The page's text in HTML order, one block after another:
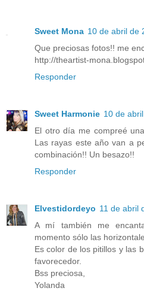
Sweet Mona 10 de abril de
Que preciosas fotos!! me
http://theartist-
Responder
Sweet Harmonie 10 de
El otro día me compreé
Las rayas este año van a
combinación!! Un besazo!!
Responder
Elvestidordeyo 11 de abril
A mí también me
momento sólo las
Es color de los pitillos y las
favorecedor.
Bss preciosa,
Yolanda